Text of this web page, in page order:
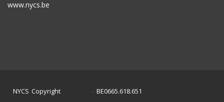
www.nycs.be
NYCS Copyright - BE0665.618.651